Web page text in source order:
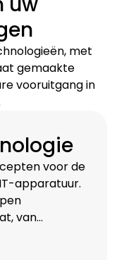
met
gemaakte
vooruitgang in
voor de
apparatuur.
van